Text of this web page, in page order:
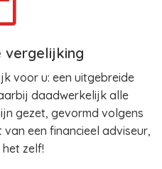
vergelijking
voor u: een uitgebreide
daadwerkelijk alle
gezet, gevormd volgens
een financieel adviseur,
zelf!